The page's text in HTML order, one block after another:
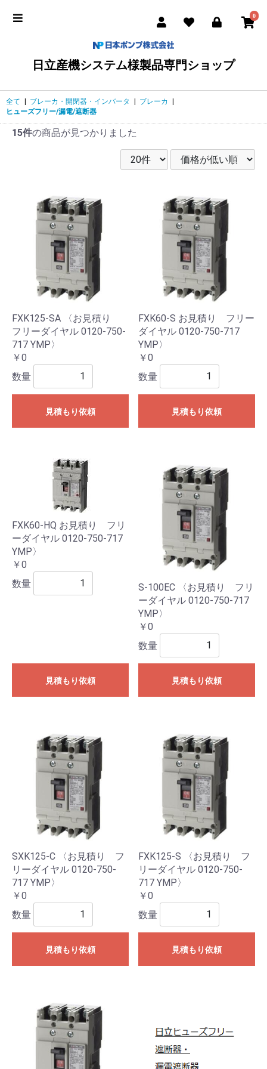
0
日立産機システム様製品専門ショップ
全て | ブレーカ・開閉器・インバータ | ブレーカ
|
ヒューズフリー/漏電/遮断器
15件の商品が見つかりました
FXK125-SA 〈お見積り
フリーダイヤル 0120-750-
717 YMP〉
￥0
数量
見積もり依頼
FXK60-S お見積り フリー
ダイヤル 0120-750-717
YMP〉
￥0
数量
見積もり依頼
FXK60-HQ お見積り フリ
ーダイヤル 0120-750-717
YMP〉
￥0
数量
見積もり依頼
S-100EC 〈お見積り フリ
ーダイヤル 0120-750-717
YMP〉
￥0
数量
見積もり依頼
SXK125-C 〈お見積り フ
リーダイヤル 0120-750-
717 YMP〉
￥0
数量
見積もり依頼
FXK125-S 〈お見積り フ
リーダイヤル 0120-750-
717 YMP〉
￥0
数量
見積もり依頼